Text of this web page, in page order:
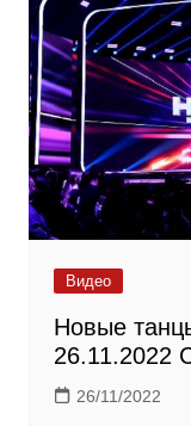
Видео
Новые
26.11.2022
26/11/2022